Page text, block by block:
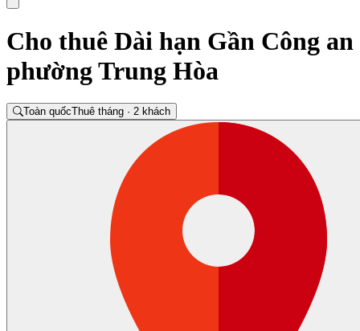
Cho thuê Dài hạn Gần Công an
phường Trung Hòa
Toàn quốcThuê tháng · 2 khách